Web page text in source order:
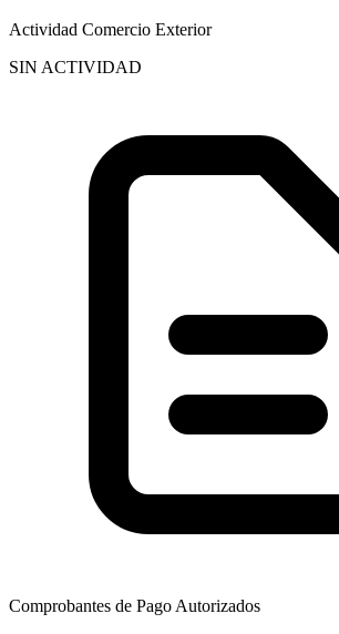
Actividad Comercio Exterior
SIN ACTIVIDAD
Comprobantes de Pago Autorizados